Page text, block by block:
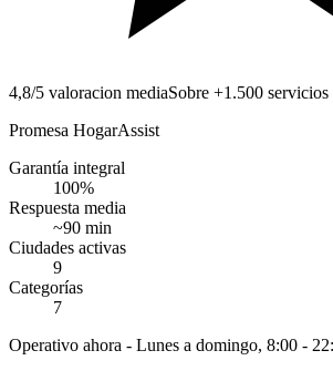
4,8/5 valoracion mediaSobre +1.500 servicios
Promesa HogarAssist
Garantía integral
100%
Respuesta media
~90 min
Ciudades activas
9
Categorías
7
Operativo ahora - Lunes a domingo, 8:00 -